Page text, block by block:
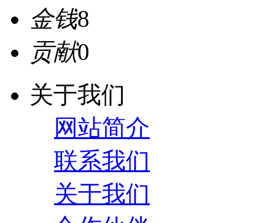
金钱8
贡献0
关于我们
网站简介
联系我们
关于我们